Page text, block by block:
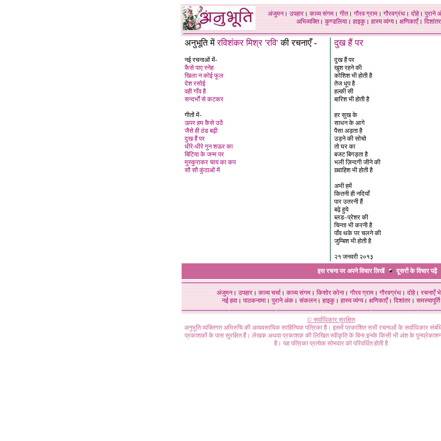
अंजुमन।उपहार।काव्य संगम।गीत।गौरव ग्राम।गौरवग्रंथ।दोहे।पुराने
अभिव्यक्ति।कुण्डलिया।हाइकु।हास्य व्यंग्य।क्षणिकाएँ।दिशांतर
अनुभूति मेंरविशंकर मिश्र 'रवि' की रचनाएँ -
नई रचनाओं में-
कैसे पाए स्नेह
खिला न कोई फूल
देश रसोई
वही गाँव है
सन्दर्भों से कटकर
गीतों में-
ऊपर हम कैसे उठें
जैसे ही ठंड बढ़ी
दुख हैं पर
धीरे-धीरे गुन शऊर का
बिटिया के जन्म पर
मुस्कुराकर चाय का कप
सौ सौ कुंठाओं में
दुख हैं पर
दुख हैं पर
खुश रहने की
कोशिश भी होती है
तेज धूप है
हल्की सी
बारिश भी होती है
हर सुख के
साधन के आगे
पैसा अड़ता है
उड़ने की सोचो
तो घर का
बजट बिगड़ता है
भली ज़िन्दगी जीने की
ख़्वाहिश भी होती है
अभी हमें
कितनी ही नदियाँ
पार उतरनी हैं
बढ़े हुये
ब्लड–प्रेशर की
चिन्ता भी करनी है
पाँव थके पर चलने की
जुम्बिश भी होती है
२१ जनवरी २०१३
इस रचना पर अपने विचार लिखें
दूसरों के विचारपढ़ें
अंजुमन।उपहार।काव्य चर्चा।काव्य संगम।किशोर कोना।गौरव ग्राम।गौरवग्रंथ।दोहे।रचनाएँ
नई हवा। पाठकनामा। पुराने अंक। संकलन। हाइकु। हास्य व्यंग्य। क्षणिकाएँ। दिशांतर। समस्यापूर्ति
© सर्वाधिकार सुरक्षित
अनुभूति व्यक्तिगत अभिरुचि की अव्यवसायिक साहित्यिक पत्रिका है। इसमें प्रकाशित सभी रचनाओं के सर्वाधिकार
प्रकाशकों के पास सुरक्षित हैं। लेखक अथवा प्रकाशक की लिखित स्वीकृति के बिना इनके किसी भी अंश के
है। यह पत्रिका प्रत्येक सोमवार को परिवर्धित होती है